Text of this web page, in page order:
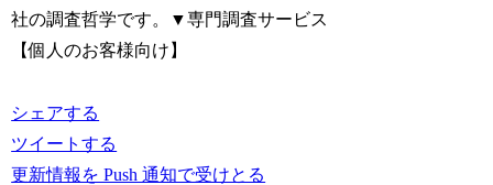
社の調査哲学です。▼専門調査サービス
【個人のお客様向け】
シェアする
ツイートする
更新情報を Push 通知で受けとる